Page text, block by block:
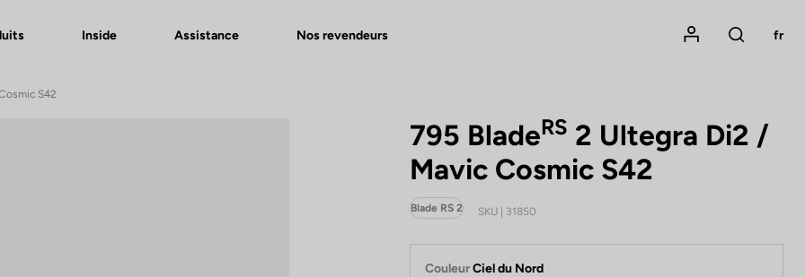
Inside Assistance Nos revendeurs
Mon compte
Rechercher
fr
S42
795 BladeRS 2 Ultegra Di2 /
Mavic Cosmic S42
Blade RS 2 SKU | 31850
CouleurCiel du Nord